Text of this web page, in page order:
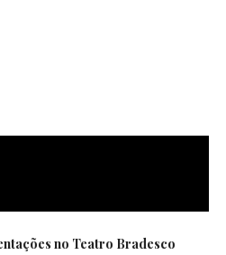
no Teatro Bradesco